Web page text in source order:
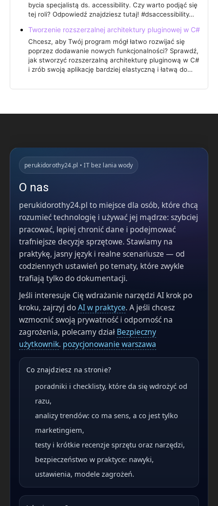
bycia specjalistą ds. accessibility. Czy warto podjąć się
tej roli? Odpowiedź znajdziesz tutaj! #dsaccessibility…
Tworzenie rozszerzalnej architektury pluginowej w C#
Chcesz, aby Twój program mógł łatwo rozwijać się
poprzez dodawanie nowych funkcjonalności? Sprawdź,
jak stworzyć rozszerzalną architekturę pluginową w C#
i zrób swoją aplikację bardziej elastyczną i łatwą do…
perukidorothy24.pl • IT bez lania wody
O nas
perukidorothy24.pl to miejsce dla osób, które chcą
rozumieć technologię i używać jej mądrze: szybciej
pracować, lepiej chronić dane i podejmować
trafniejsze decyzje sprzętowe. Stawiamy na
praktykę, jasny język i realne scenariusze — od
codziennych ustawień po tematy, które zwykle
trafiają tylko do dokumentacji.
Jeśli interesuje Cię wdrażanie narzędzi AI krok po
kroku, zajrzyj doAI w praktyce. A jeśli chcesz
wzmocnić swoją prywatność i odporność na
zagrożenia, polecamy dział Bezpieczny
użytkownik. pozycjonowanie warszawa
Co znajdziesz na stronie?
poradniki i checklisty, które da się wdrożyć od
razu,
analizy trendów: co ma sens, a co jest tylko
marketingiem,
testy i krótkie recenzje sprzętu oraz narzędzi,
bezpieczeństwo w praktyce: nawyki,
ustawienia, modele zagrożeń.